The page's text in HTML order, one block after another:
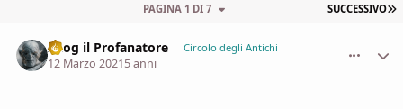
SUCCESSIVO
PAGINA 1 DI 7
Azog il Profanatore Circolo degli Antichi
12 Marzo 20215 anni